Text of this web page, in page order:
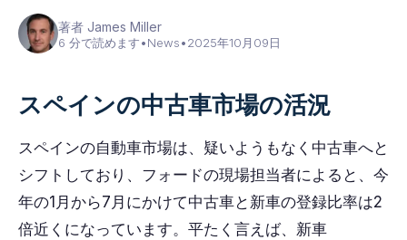
著者 James Miller
6 分で読めます•News•2025年10月09日
スペインの中古車市場の活況
スペインの自動車市場は、疑いようもなく中古車へと
シフトしており、フォードの現場担当者によると、今
年の1月から7月にかけて中古車と新車の登録比率は2
倍近くになっています。平たく言えば、新車